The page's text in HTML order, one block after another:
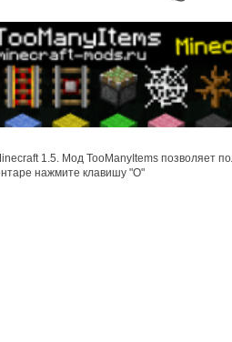
1.5. Мод TooManyItems позволяет
нажмите клавишу "O"